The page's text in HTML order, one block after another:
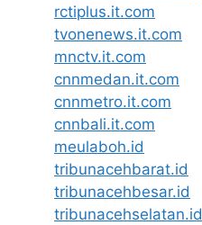
rctiplus.it.com
tvonenews.it.com
mnctv.it.com
cnnmedan.it.com
cnnmetro.it.com
cnnbali.it.com
meulaboh.id
tribunacehbarat.id
tribunacehbesar.id
tribunacehselatan.id